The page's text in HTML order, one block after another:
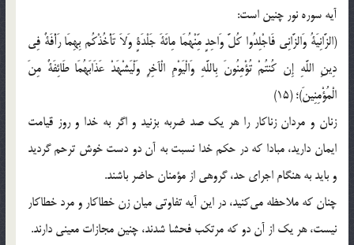
آیه سوره نور چنین است:
(الزَّانِیَةُ وَالزَّانِی فَاجْلِدُوا كُلَّ وَاحِدٍ مِّنْهُمَا مِائَةَ جَلْدَةٍ وَلاَ تَأْخُذْكُم بِهِمَا رَأْفَةٌ فِی
دِینِ اللَّهِ إِن كُنتُمْ تُؤْمِنُونَ بِاللَّهِ وَالْیَوْمِ الْآخِرِ وَلْیَشْهَدْ عَذَابَهُمَا طَائِفَةٌ مِنَ
الْمُؤْمِنِینَ)؛ (15)
زنان و مردان زناکار را هر یک صد ضربه بزنید و اگر به خدا و روز قیامت
ایمان دارید، مبادا که در حکم خدا نسبت به آن دو دست خوش ترحم گردید
و باید به هنگام اجرای حد، گروهی از مؤمنان حاضر باشند.
چنان که ملاحظه می‌کنید، در این آیه تفاوتی میان زن خطاکار و مرد خطاکار
نیست، هر یک از آن دو که مرتکب فحشا شدند، چنین مجازات معینی دارند.